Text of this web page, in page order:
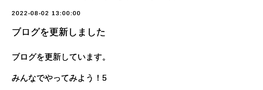
2022-08-02 13:00:00
ブログを更新しました
ブログを更新しています。
みんなでやってみよう！5